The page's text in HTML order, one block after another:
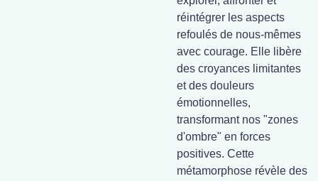
réintégrer les aspects
refoulés de nous-mêmes
avec courage. Elle libère
des croyances limitantes
et des douleurs
émotionnelles,
transformant nos "zones
d'ombre" en forces
positives. Cette
métamorphose révèle des